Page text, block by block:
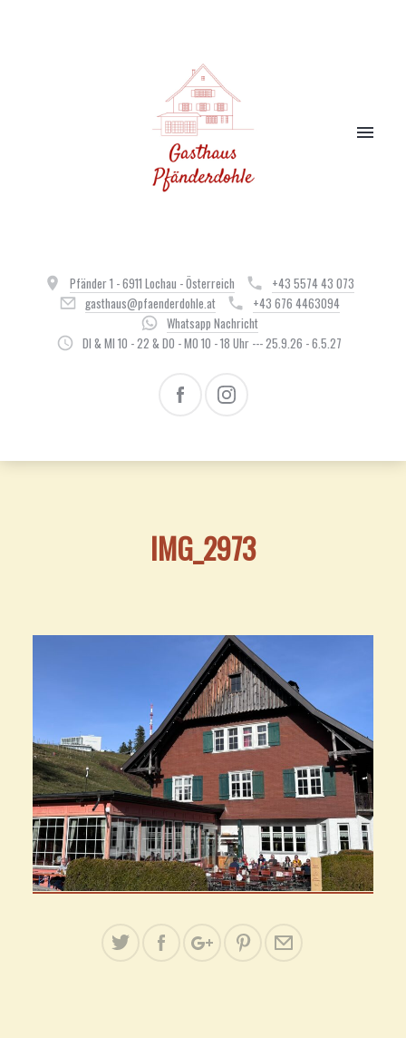
Pfänder 1 - 6911 Lochau - Österreich
+43 5574 43 073
gasthaus@pfaenderdohle.at
+43 676 4463094
Whatsapp Nachricht
DI & MI 10 - 22 & DO - MO 10 - 18 Uhr --- 25.9.26 - 6.5.27
IMG_2973